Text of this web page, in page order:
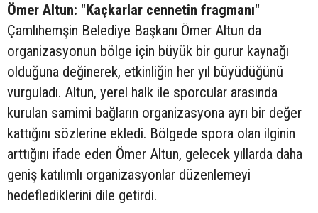
Ömer Altun: "Kaçkarlar cennetin fragmanı"
Çamlıhemşin Belediye Başkanı Ömer Altun da
organizasyonun bölge için büyük bir gurur kaynağı
olduğuna değinerek, etkinliğin her yıl büyüdüğünü
vurguladı. Altun, yerel halk ile sporcular arasında
kurulan samimi bağların organizasyona ayrı bir değer
kattığını sözlerine ekledi. Bölgede spora olan ilginin
arttığını ifade eden Ömer Altun, gelecek yıllarda daha
geniş katılımlı organizasyonlar düzenlemeyi
hedeflediklerini dile getirdi.